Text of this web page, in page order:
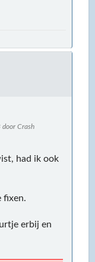
Crash
had ik ook
fixen.
erbij en